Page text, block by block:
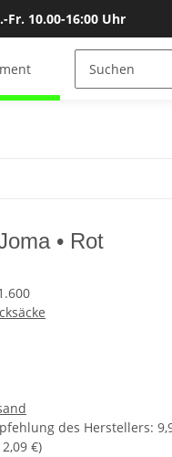
10.00-16:00 Uhr
Bälle
• Rot
des Herstellers:
2,09 €)